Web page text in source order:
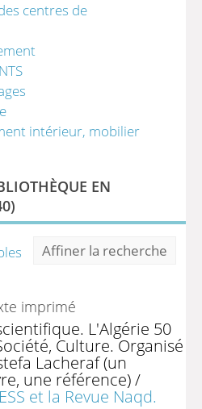
centres de
intérieur, mobilier
EN
)
Affiner la recherche
L'Algérie 50
Culture. Organisé
Lacheraf (un
une référence)/
et la Revue Naqd.